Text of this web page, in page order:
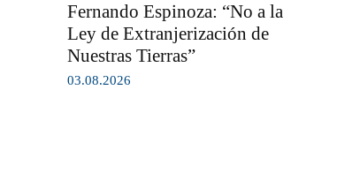
Fernando Espinoza: “No a la
Ley de Extranjerización de
Nuestras Tierras”
03.08.2026